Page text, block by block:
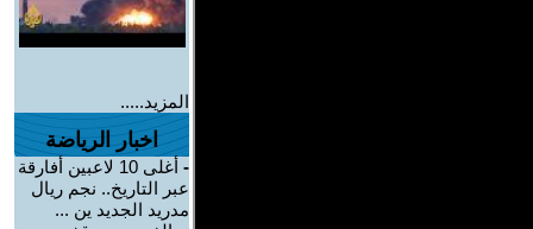
المزيد.....
اخبار الرياضة
-
أغلى 10 لاعبين أفارقة
عبر التاريخ.. نجم ريال
مدريد الجديد ين ...